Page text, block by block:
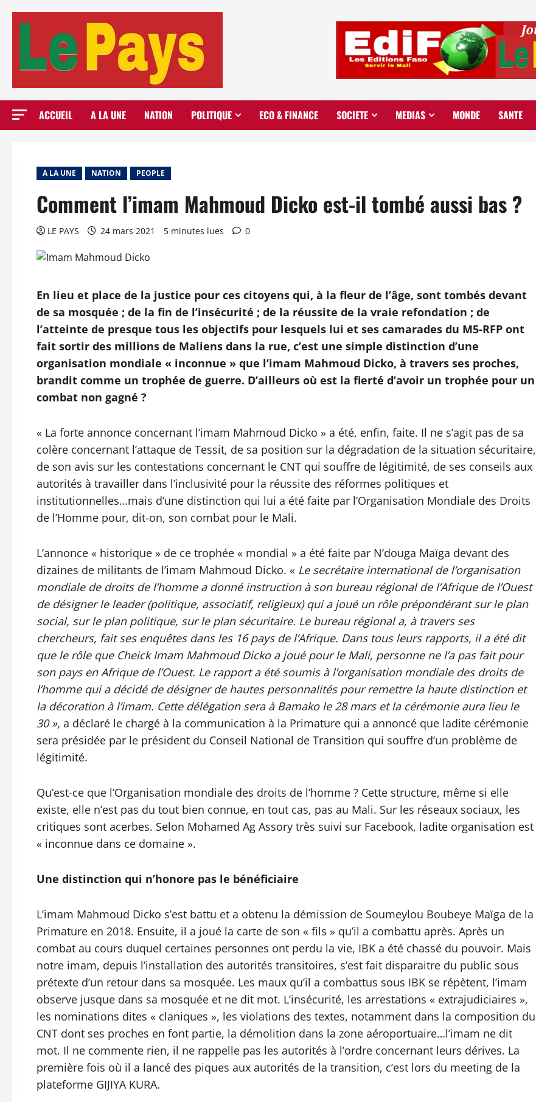
ACCUEIL A LA UNE NATION POLITIQUE ECO & FINANCE SOCIETE MEDIAS MONDE SANTE
A LA UNE NATION PEOPLE
Comment l’imam Mahmoud Dicko est-il tombé aussi bas ?
LE PAYS 24 mars 2021 5 minutes lues 0
En lieu et place de la justice pour ces citoyens qui, à la fleur de l’âge, sont tombés devant
de sa mosquée ; de la fin de l’insécurité ; de la réussite de la vraie refondation ; de
l’atteinte de presque tous les objectifs pour lesquels lui et ses camarades du M5-RFP ont
fait sortir des millions de Maliens dans la rue, c’est une simple distinction d’une
organisation mondiale « inconnue » que l’imam Mahmoud Dicko, à travers ses proches,
brandit comme un trophée de guerre. D’ailleurs où est la fierté d’avoir un trophée pour un
combat non gagné ?
« La forte annonce concernant l’imam Mahmoud Dicko » a été, enfin, faite. Il ne s’agit pas de sa
colère concernant l’attaque de Tessit, de sa position sur la dégradation de la situation sécuritaire,
de son avis sur les contestations concernant le CNT qui souffre de légitimité, de ses conseils aux
autorités à travailler dans l’inclusivité pour la réussite des réformes politiques et
institutionnelles…mais d’une distinction qui lui a été faite par l’Organisation Mondiale des Droits
de l’Homme pour, dit-on, son combat pour le Mali.
L’annonce « historique » de ce trophée « mondial » a été faite par N’douga Maïga devant des
dizaines de militants de l’imam Mahmoud Dicko. « Le secrétaire international de l’organisation
mondiale de droits de l’homme a donné instruction à son bureau régional de l’Afrique de l’Ouest
de désigner le leader (politique, associatif, religieux) qui a joué un rôle prépondérant sur le plan
social, sur le plan politique, sur le plan sécuritaire. Le bureau régional a, à travers ses
chercheurs, fait ses enquêtes dans les 16 pays de l’Afrique. Dans tous leurs rapports, il a été dit
que le rôle que Cheick Imam Mahmoud Dicko a joué pour le Mali, personne ne l’a pas fait pour
son pays en Afrique de l’Ouest. Le rapport a été soumis à l’organisation mondiale des droits de
l’homme qui a décidé de désigner de hautes personnalités pour remettre la haute distinction et
la décoration à l’imam. Cette délégation sera à Bamako le 28 mars et la cérémonie aura lieu le
30 », a déclaré le chargé à la communication à la Primature qui a annoncé que ladite cérémonie
sera présidée par le président du Conseil National de Transition qui souffre d’un problème de
légitimité.
Qu’est-ce que l’Organisation mondiale des droits de l’homme ? Cette structure, même si elle
existe, elle n’est pas du tout bien connue, en tout cas, pas au Mali. Sur les réseaux sociaux, les
critiques sont acerbes. Selon Mohamed Ag Assory très suivi sur Facebook, ladite organisation est
« inconnue dans ce domaine ».
Une distinction qui n’honore pas le bénéficiaire
L’imam Mahmoud Dicko s’est battu et a obtenu la démission de Soumeylou Boubeye Maïga de la
Primature en 2018. Ensuite, il a joué la carte de son « fils » qu’il a combattu après. Après un
combat au cours duquel certaines personnes ont perdu la vie, IBK a été chassé du pouvoir. Mais
notre imam, depuis l’installation des autorités transitoires, s’est fait disparaitre du public sous
prétexte d’un retour dans sa mosquée. Les maux qu’il a combattus sous IBK se répètent, l’imam
observe jusque dans sa mosquée et ne dit mot. L’insécurité, les arrestations « extrajudiciaires »,
les nominations dites « claniques », les violations des textes, notamment dans la composition du
CNT dont ses proches en font partie, la démolition dans la zone aéroportuaire…l’imam ne dit
mot. Il ne commente rien, il ne rappelle pas les autorités à l’ordre concernant leurs dérives. La
première fois où il a lancé des piques aux autorités de la transition, c’est lors du meeting de la
plateforme GIJIYA KURA.